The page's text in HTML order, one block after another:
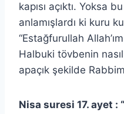
kapısı açıktı. Yoksa
anlamışlardı ki kuru
“Estağfurullah
Halbuki tövbenin nasıl
apaçık şekilde
Nisa suresi 17. ayet :